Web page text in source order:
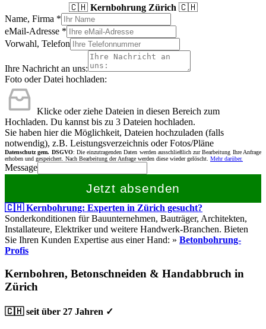
🇨🇭 Kernbohrung Zürich 🇨🇭
Name, Firma *
eMail-Adresse *
Vorwahl, Telefon
Ihre Nachricht an uns:
Foto oder Datei hochladen:
Klicke oder ziehe Dateien in diesen Bereich zum
Hochladen. Du kannst bis zu 3 Dateien hochladen.
Sie haben hier die Möglichkeit, Dateien hochzuladen (falls
notwendig), z.B. Leistungsverzeichnis oder Fotos/Pläne
Datenschutz gem. DSGVO: Die einzutragenden Daten werden ausschließlich zur Bearbeitung Ihre Anfrage
erhoben und gespeichert. Nach Bearbeitung der Anfrage werden diese wieder gelöscht. Mehr darüber.
Message
Jetzt absenden
🇨🇭 Kernbohrung: Experten in Zürich gesucht?
Sonderkonditionen für Bauunternehmen, Bauträger, Architekten,
Installateure, Elektriker und weitere Handwerk-Branchen. Bieten
Sie Ihren Kunden Expertise aus einer Hand: » Betonbohrung-
Profis
Kernbohren, Betonschneiden & Handabbruch in
Zürich
🇨🇭 seit über 27 Jahren ✓